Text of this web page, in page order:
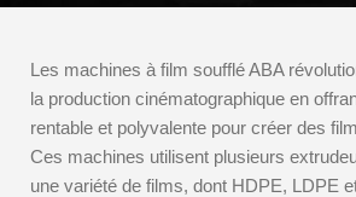
Les machines à film soufflé ABA
la production cinématographique en
rentable et polyvalente pour créer des
Ces machines utilisent plusieurs
une variété de films, dont HDPE, LDPE